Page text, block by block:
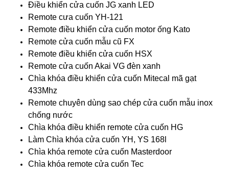
Điều khiển cửa cuốn JG xanh LED
Remote cưa cuốn YH-121
Remote điều khiển cửa cuốn motor ống Kato
Remote cửa cuốn mẫu cũ FX
Remote điều khiển cửa cuốn HSX
Remote cửa cuốn Akai VG đèn xanh
Chìa khóa điều khiển cửa cuốn Mitecal mã gạt
433Mhz
Remote chuyên dùng sao chép cửa cuốn mẫu inox
chống nước
Chìa khóa điều khiển remote cửa cuốn HG
Làm Chìa khóa cửa cuốn YH, YS 168l
Chìa khóa remote cửa cuốn Masterdoor
Chìa khóa remote cửa cuốn Tec